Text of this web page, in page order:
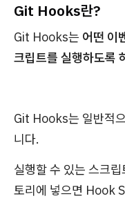
Git Hooks란?
Git Hooks는 어떤 이
크립트를 실행하도록
Git Hooks는 일반적
니다.
실행할 수 있는 스크
토리에 넣으면 Hook